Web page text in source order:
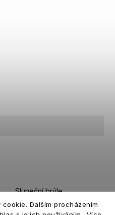
Dalším procházením
Sluneční brýle
Kontaktní čočky